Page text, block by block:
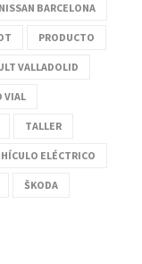
NISSAN BARCELONA
PRODUCTO
VALLADOLID
VIAL
TALLER
ELÉCTRICO
ŠKODA